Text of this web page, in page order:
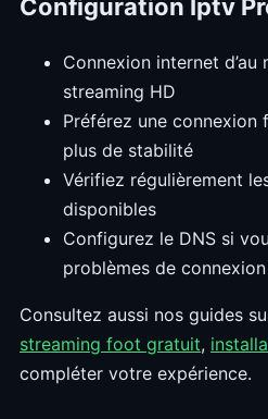
Configuration Iptv
Connexion internet
streaming HD
Préférez une connexion
plus de stabilité
Vérifiez régulièrement
disponibles
Configurez le DNS si
problèmes de connexion
Consultez aussi nos guides
streaming foot gratuit,
compléter votre expérience.